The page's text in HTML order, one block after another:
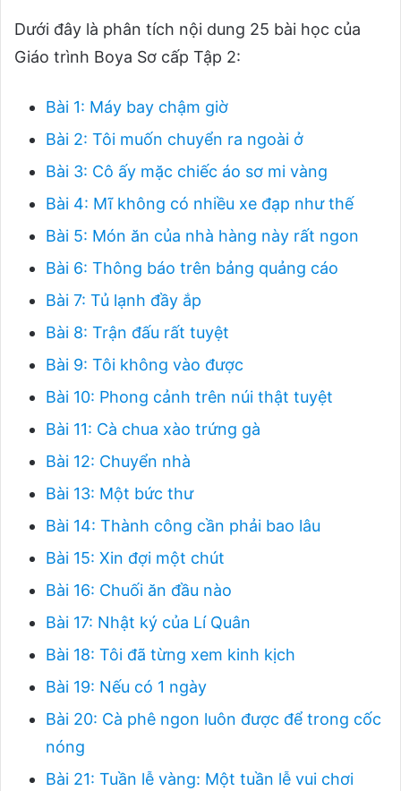
Dưới đây là phân tích nội dung 25 bài học của
Giáo trình Boya Sơ cấp Tập 2:
Bài 1: Máy bay chậm giờ
Bài 2: Tôi muốn chuyển ra ngoài ở
Bài 3: Cô ấy mặc chiếc áo sơ mi vàng
Bài 4: Mĩ không có nhiều xe đạp như thế
Bài 5: Món ăn của nhà hàng này rất ngon
Bài 6: Thông báo trên bảng quảng cáo
Bài 7: Tủ lạnh đầy ắp
Bài 8: Trận đấu rất tuyệt
Bài 9: Tôi không vào được
Bài 10: Phong cảnh trên núi thật tuyệt
Bài 11: Cà chua xào trứng gà
Bài 12: Chuyển nhà
Bài 13: Một bức thư
Bài 14: Thành công cần phải bao lâu
Bài 15: Xin đợi một chút
Bài 16: Chuối ăn đầu nào
Bài 17: Nhật ký của Lí Quân
Bài 18: Tôi đã từng xem kinh kịch
Bài 19: Nếu có 1 ngày
Bài 20: Cà phê ngon luôn được để trong cốc
nóng
Bài 21: Tuần lễ vàng: Một tuần lễ vui chơi